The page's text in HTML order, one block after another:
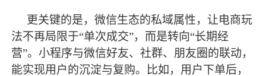
更关键的是，微信生态的私域属性，让电商玩
法不再局限于“单次成交”，而是转向“长期经
营”。小程序与微信好友、社群、朋友圈的联动，
能实现用户的沉淀与复购。比如，用户下单后，